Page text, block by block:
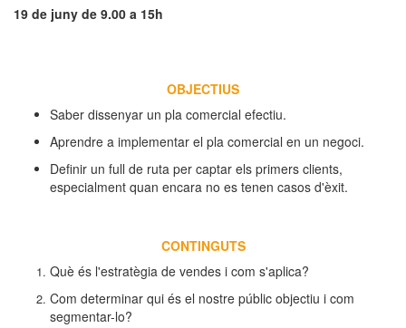
19 de juny de 9.00 a 15h
OBJECTIUS
Saber dissenyar un pla comercial efectiu.
Aprendre a implementar el pla comercial en un negoci.
Definir un full de ruta per captar els primers clients,
especialment quan encara no es tenen casos d'èxit.
CONTINGUTS
Què és l'estratègia de vendes i com s'aplica?
Com determinar qui és el nostre públic objectiu i com
segmentar-lo?